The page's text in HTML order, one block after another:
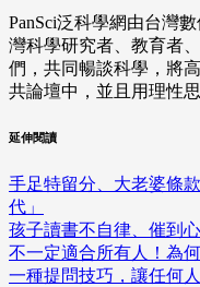
PanSci泛科學網由台灣
灣科學研究者、教育者
們，共同暢談科學，將
共論壇中，並且用理性
延伸閱讀
手足特留分、大老婆條
代」
孩子讀書不自律、催到
不一定適合所有人！為
一種提問技巧，讓任何